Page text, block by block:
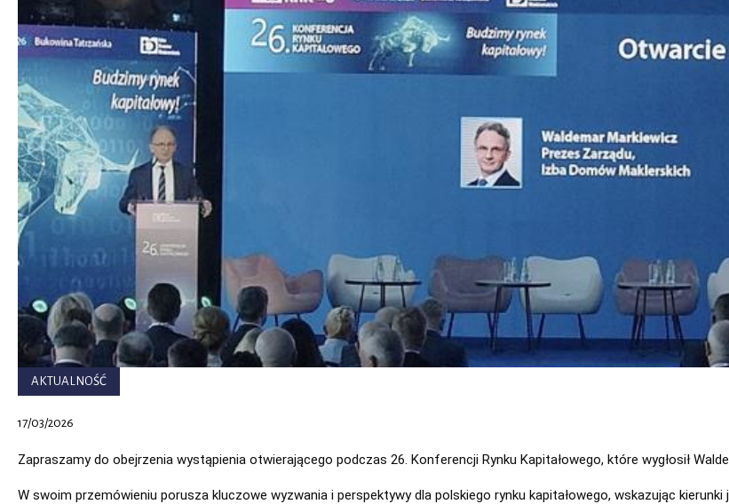
Domów
Maklerskich
AKTUALNOŚĆ
17/03/2026
Zapraszamy do obejrzenia wystąpienia otwierającego podczas 26. Konferencji Rynku Kapitałowego, które wygłosił
W swoim przemówieniu porusza kluczowe wyzwania i perspektywy dla polskiego rynku kapitałowego, wskazując